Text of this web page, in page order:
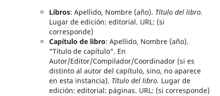
Libros: Apellido, Nombre (año). Título del libro.
Lugar de edición: editorial. URL: (si
corresponde)
Capítulo de libro: Apellido, Nombre (año).
"Título de capítulo". En
Autor/Editor/Compilador/Coordinador (si es
distinto al autor del capítulo, sino, no aparece
en esta instancia). Título del libro. Lugar de
edición: editorial: páginas. URL: (si corresponde)